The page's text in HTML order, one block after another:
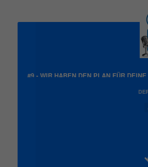
#9 - WIR HABEN DEN PLAN FÜR